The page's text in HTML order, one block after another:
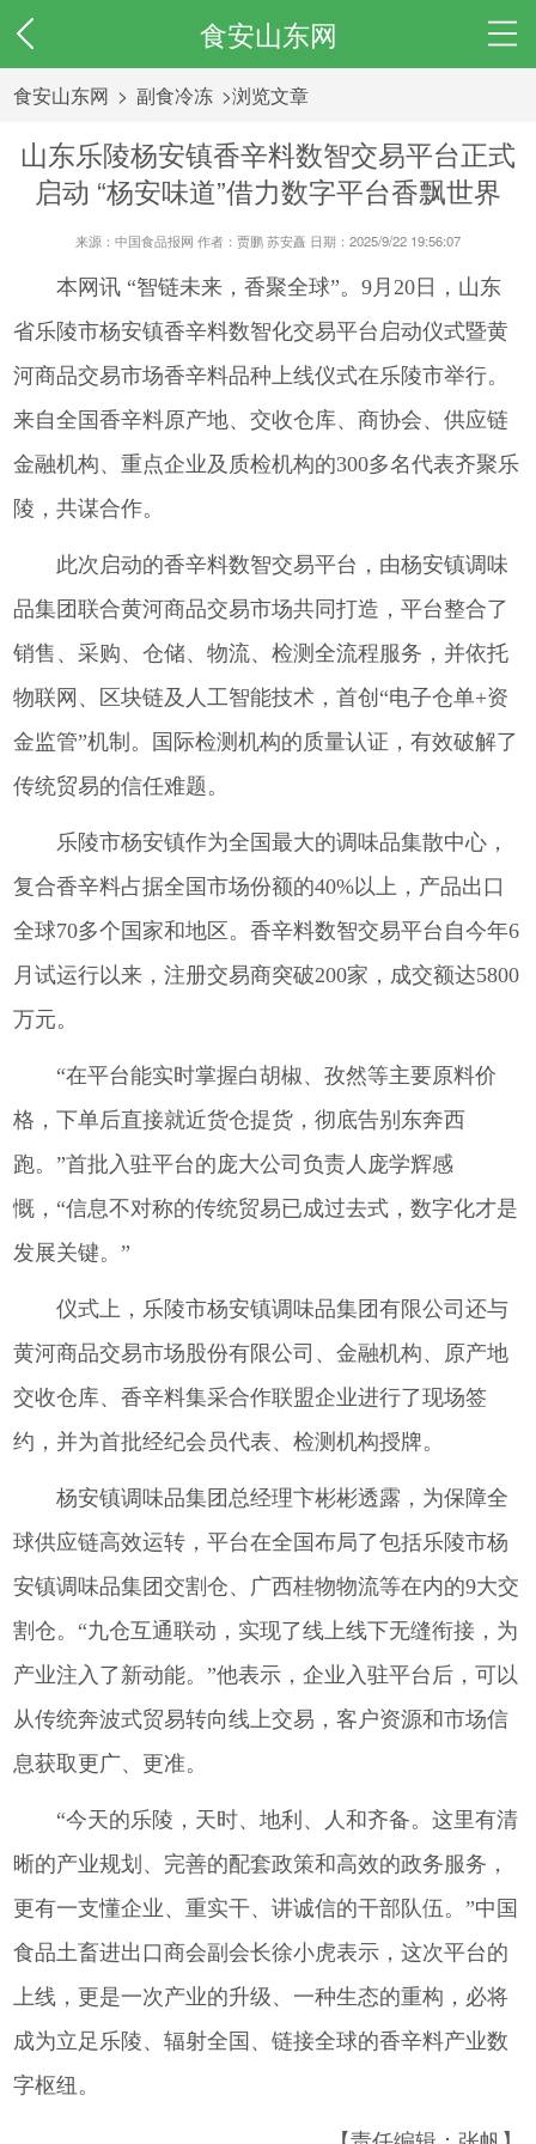
食安山东网
食安山东网 > 副食冷冻 >浏览文章
山东乐陵杨安镇香辛料数智交易平台正式
启动 “杨安味道”借力数字平台香飘世界
来源：中国食品报网 作者：贾鹏 苏安矗 日期：2025/9/22 19:56:07
本网讯 “智链未来，香聚全球”。9月20日，山东
省乐陵市杨安镇香辛料数智化交易平台启动仪式暨黄
河商品交易市场香辛料品种上线仪式在乐陵市举行。
来自全国香辛料原产地、交收仓库、商协会、供应链
金融机构、重点企业及质检机构的300多名代表齐聚乐
陵，共谋合作。
此次启动的香辛料数智交易平台，由杨安镇调味
品集团联合黄河商品交易市场共同打造，平台整合了
销售、采购、仓储、物流、检测全流程服务，并依托
物联网、区块链及人工智能技术，首创“电子仓单+资
金监管”机制。国际检测机构的质量认证，有效破解了
传统贸易的信任难题。
乐陵市杨安镇作为全国最大的调味品集散中心，
复合香辛料占据全国市场份额的40%以上，产品出口
全球70多个国家和地区。香辛料数智交易平台自今年6
月试运行以来，注册交易商突破200家，成交额达5800
万元。
“在平台能实时掌握白胡椒、孜然等主要原料价
格，下单后直接就近货仓提货，彻底告别东奔西
跑。”首批入驻平台的庞大公司负责人庞学辉感
慨，“信息不对称的传统贸易已成过去式，数字化才是
发展关键。”
仪式上，乐陵市杨安镇调味品集团有限公司还与
黄河商品交易市场股份有限公司、金融机构、原产地
交收仓库、香辛料集采合作联盟企业进行了现场签
约，并为首批经纪会员代表、检测机构授牌。
杨安镇调味品集团总经理卞彬彬透露，为保障全
球供应链高效运转，平台在全国布局了包括乐陵市杨
安镇调味品集团交割仓、广西桂物物流等在内的9大交
割仓。“九仓互通联动，实现了线上线下无缝衔接，为
产业注入了新动能。”他表示，企业入驻平台后，可以
从传统奔波式贸易转向线上交易，客户资源和市场信
息获取更广、更准。
“今天的乐陵，天时、地利、人和齐备。这里有清
晰的产业规划、完善的配套政策和高效的政务服务，
更有一支懂企业、重实干、讲诚信的干部队伍。”中国
食品土畜进出口商会副会长徐小虎表示，这次平台的
上线，更是一次产业的升级、一种生态的重构，必将
成为立足乐陵、辐射全国、链接全球的香辛料产业数
字枢纽。